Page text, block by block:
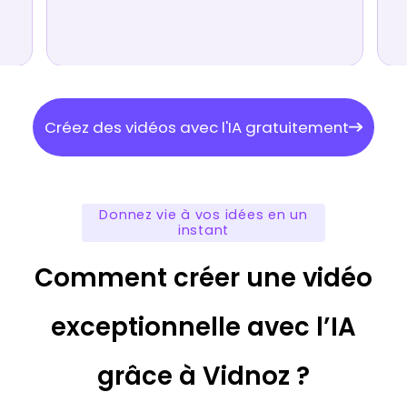
Créez des vidéos avec l'IA gratuitement
Donnez vie à vos idées en un
instant
Comment créer une vidéo
exceptionnelle avec l’IA
grâce à Vidnoz ?